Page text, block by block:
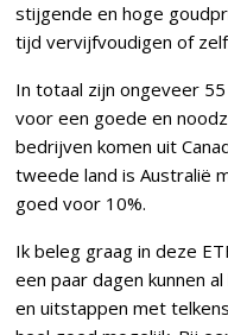
stijgende en hoge
tijd vervijfvoudigen of
In totaal zijn ongeveer
voor een goede en
bedrijven komen uit
tweede land is Australië
goed voor 10%.
Ik beleg graag in deze
een paar dagen kunnen
en uitstappen met